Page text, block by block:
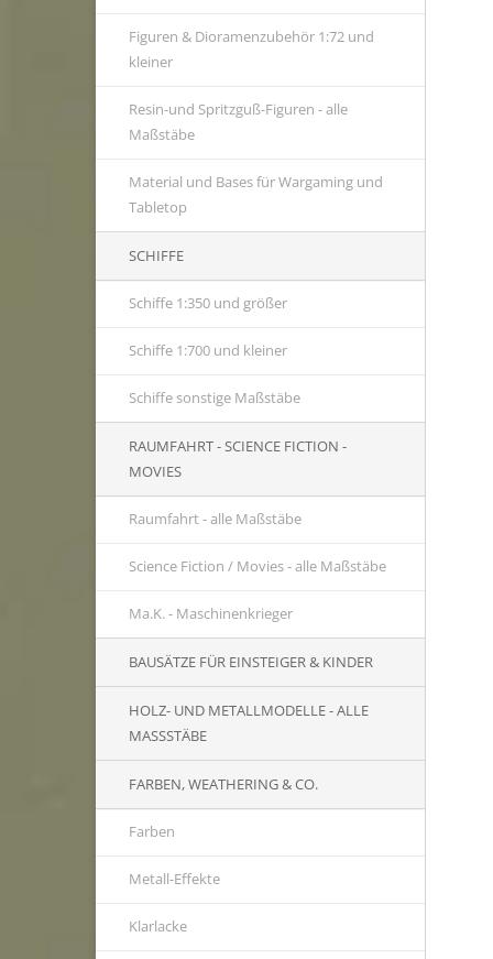
Figuren & Dioramenzubehör 1:72 und
kleiner
Resin-und Spritzguß-Figuren - alle
Maßstäbe
Material und Bases für Wargaming und
Tabletop
SCHIFFE
Schiffe 1:350 und größer
Schiffe 1:700 und kleiner
Schiffe sonstige Maßstäbe
RAUMFAHRT - SCIENCE FICTION -
MOVIES
Raumfahrt - alle Maßstäbe
Science Fiction / Movies - alle Maßstäbe
Ma.K. - Maschinenkrieger
BAUSÄTZE FÜR EINSTEIGER & KINDER
HOLZ- UND METALLMODELLE - ALLE
MASSSTÄBE
FARBEN, WEATHERING & CO.
Farben
Metall-Effekte
Klarlacke